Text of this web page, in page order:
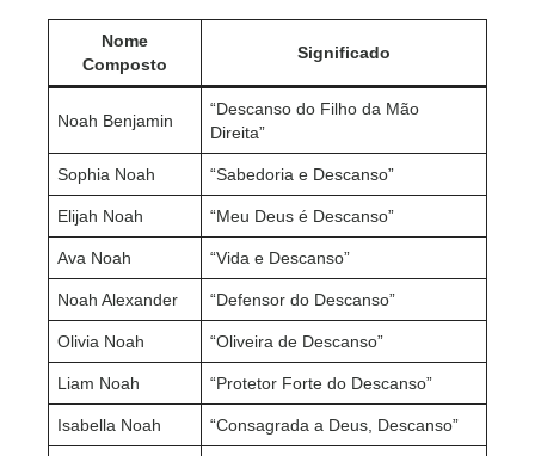
Nome
Composto
Significado
Noah Benjamin
“Descanso do Filho da Mão
Direita”
Sophia Noah “Sabedoria e Descanso”
Elijah Noah “Meu Deus é Descanso”
Ava Noah “Vida e Descanso”
Noah Alexander “Defensor do Descanso”
Olivia Noah “Oliveira de Descanso”
Liam Noah “Protetor Forte do Descanso”
Isabella Noah “Consagrada a Deus, Descanso”